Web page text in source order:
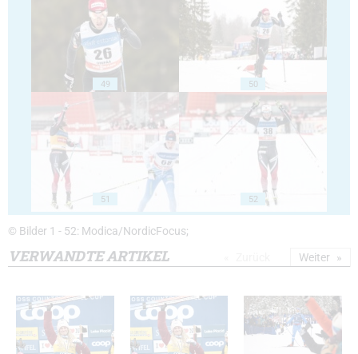
49 50
51 52
© Bilder 1 - 52: Modica/NordicFocus;
VERWANDTE ARTIKEL Weiter